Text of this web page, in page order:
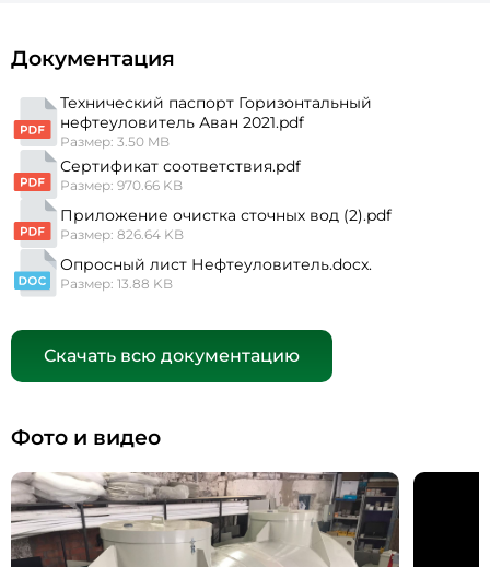
Документация
Технический паспорт Горизонтальный
нефтеуловитель Аван 2021.pdf
Размер: 3.50 MB
Сертификат соответствия.pdf
Размер: 970.66 KB
Приложение очистка сточных вод (2).pdf
Размер: 826.64 KB
Опросный лист Нефтеуловитель.docx.
Размер: 13.88 KB
Скачать всю документацию
Фото и видео